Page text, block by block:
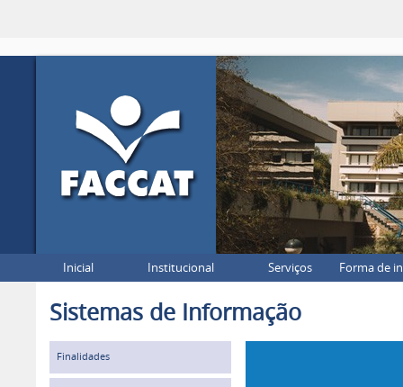
Inicial Institucional Serviços Forma de
Sistemas de Informação
Finalidades